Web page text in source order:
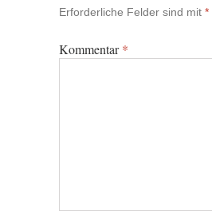
Erforderliche Felder sind mit *
Kommentar*